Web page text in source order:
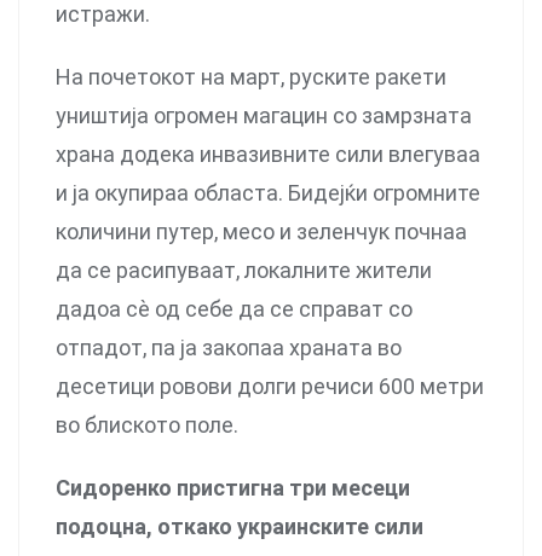
истражи.
На почетокот на март, руските ракети
уништија огромен магацин со замрзната
храна додека инвазивните сили влегуваа
и ја окупираа областа. Бидејќи огромните
количини путер, месо и зеленчук почнаа
да се расипуваат, локалните жители
дадоа сѐ од себе да се справат со
отпадот, па ја закопаа храната во
десетици ровови долги речиси 600 метри
во блиското поле.
Сидоренко пристигна три месеци
подоцна, откако украинските сили